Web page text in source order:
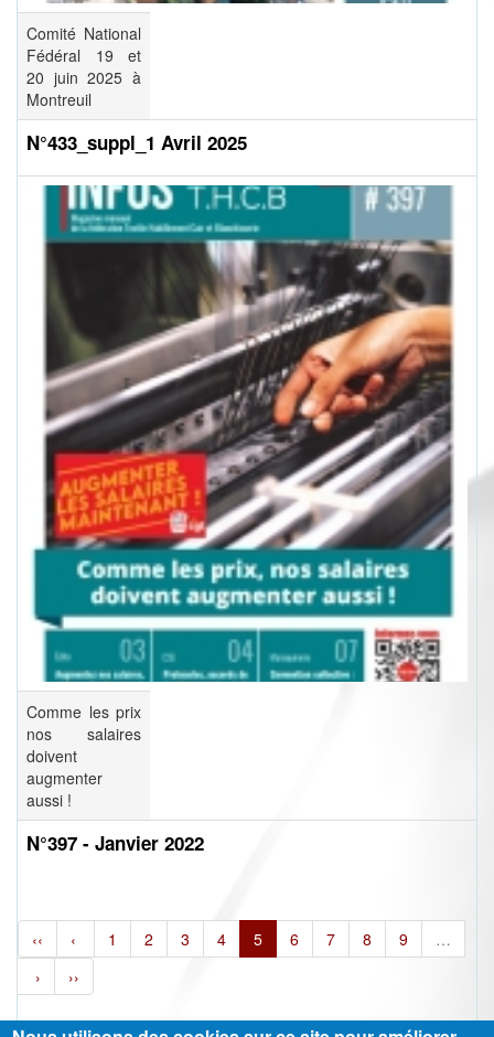
Comité National
Fédéral 19 et
20 juin 2025 à
Montreuil
N°433_suppl_1 Avril 2025
Comme les prix
nos salaires
doivent
augmenter
aussi !
N°397 - Janvier 2022
‹‹ ‹ 1 2 3 4 5 6 7 8 9
…
›
››